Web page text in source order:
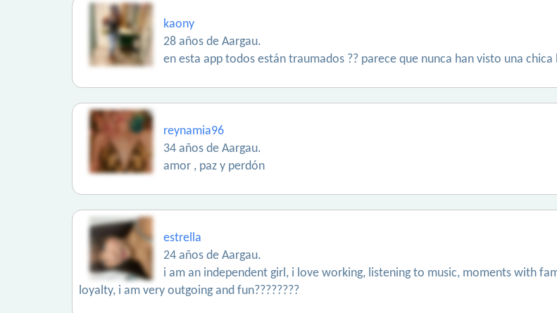
kaony
28 años de Aargau.
en esta app todos están traumados ?? parece que nunca han visto una
reynamia96
34 años de Aargau.
amor , paz y perdón
estrella
24 años de Aargau.
i am an independent girl, i love working, listening to music, moments with
loyalty, i am very outgoing and fun????????